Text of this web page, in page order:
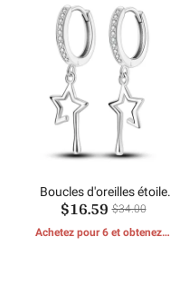
Boucles d'oreilles étoile
liquide
$16.59 $34.00
Achetez pour 6 et obtenez 1